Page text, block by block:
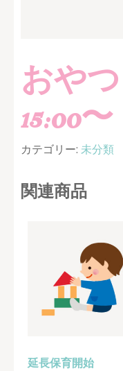
おやつ
15:00〜
カテゴリー: 未分類
関連商品
延長保育開始